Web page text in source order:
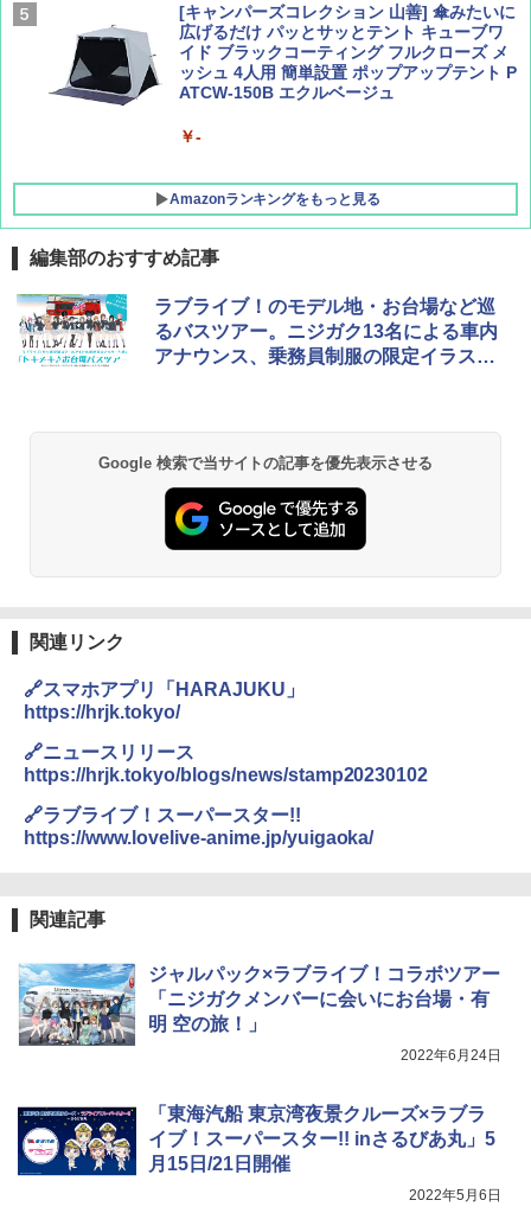
[キャンパーズコレクション 山善] 傘みたいに
広げるだけ パッとサッとテント キューブワ
イド ブラックコーティング フルクローズ メ
ッシュ 4人用 簡単設置 ポップアップテント P
ATCW-150B エクルベージュ
￥-
Amazonランキングをもっと見る
GRANDOOR ステンレス保冷剤 2個セット 2
026リニューアル 急速冷凍 空間倍増 衛生的
コンパクト 保冷力長持ち
ラソル ガーデン サイトシート付 折りたたみ
防水 UVカット 4段階高さ調整 軽量 収納袋付
き
￥6,459
秒）射程5～10m 安全ロック搭載 携帯収納袋
付き ヒグマ・イノシシ対策 自治体・教育機
送
￥3,680
￥1,180
HYREKK 八角形タープ 防水タープ 3×4.5m
ット 5000mm耐水圧 210D生地 遮光
￥6,579
編集部のおすすめ記事
ラブライブ！のモデル地・お台場など巡
るバスツアー。ニジガク13名による車内
アナウンス、乗務員制服の限定イラスト
Google 検索で当サイトの記事を優先表示させる
関連リンク
🔗スマホアプリ「HARAJUKU」
https://hrjk.tokyo/
🔗ニュースリリース
https://hrjk.tokyo/blogs/news/stamp20230102
🔗ラブライブ！スーパースター!!
https://www.lovelive-anime.jp/yuigaoka/
関連記事
ジャルパック×ラブライブ！コラボツアー
「ニジガクメンバーに会いにお台場・有
明 空の旅！」
2022年6月24日
「東海汽船 東京湾夜景クルーズ×ラブラ
イブ！スーパースター!! inさるびあ丸」5
月15日/21日開催
2022年5月6日